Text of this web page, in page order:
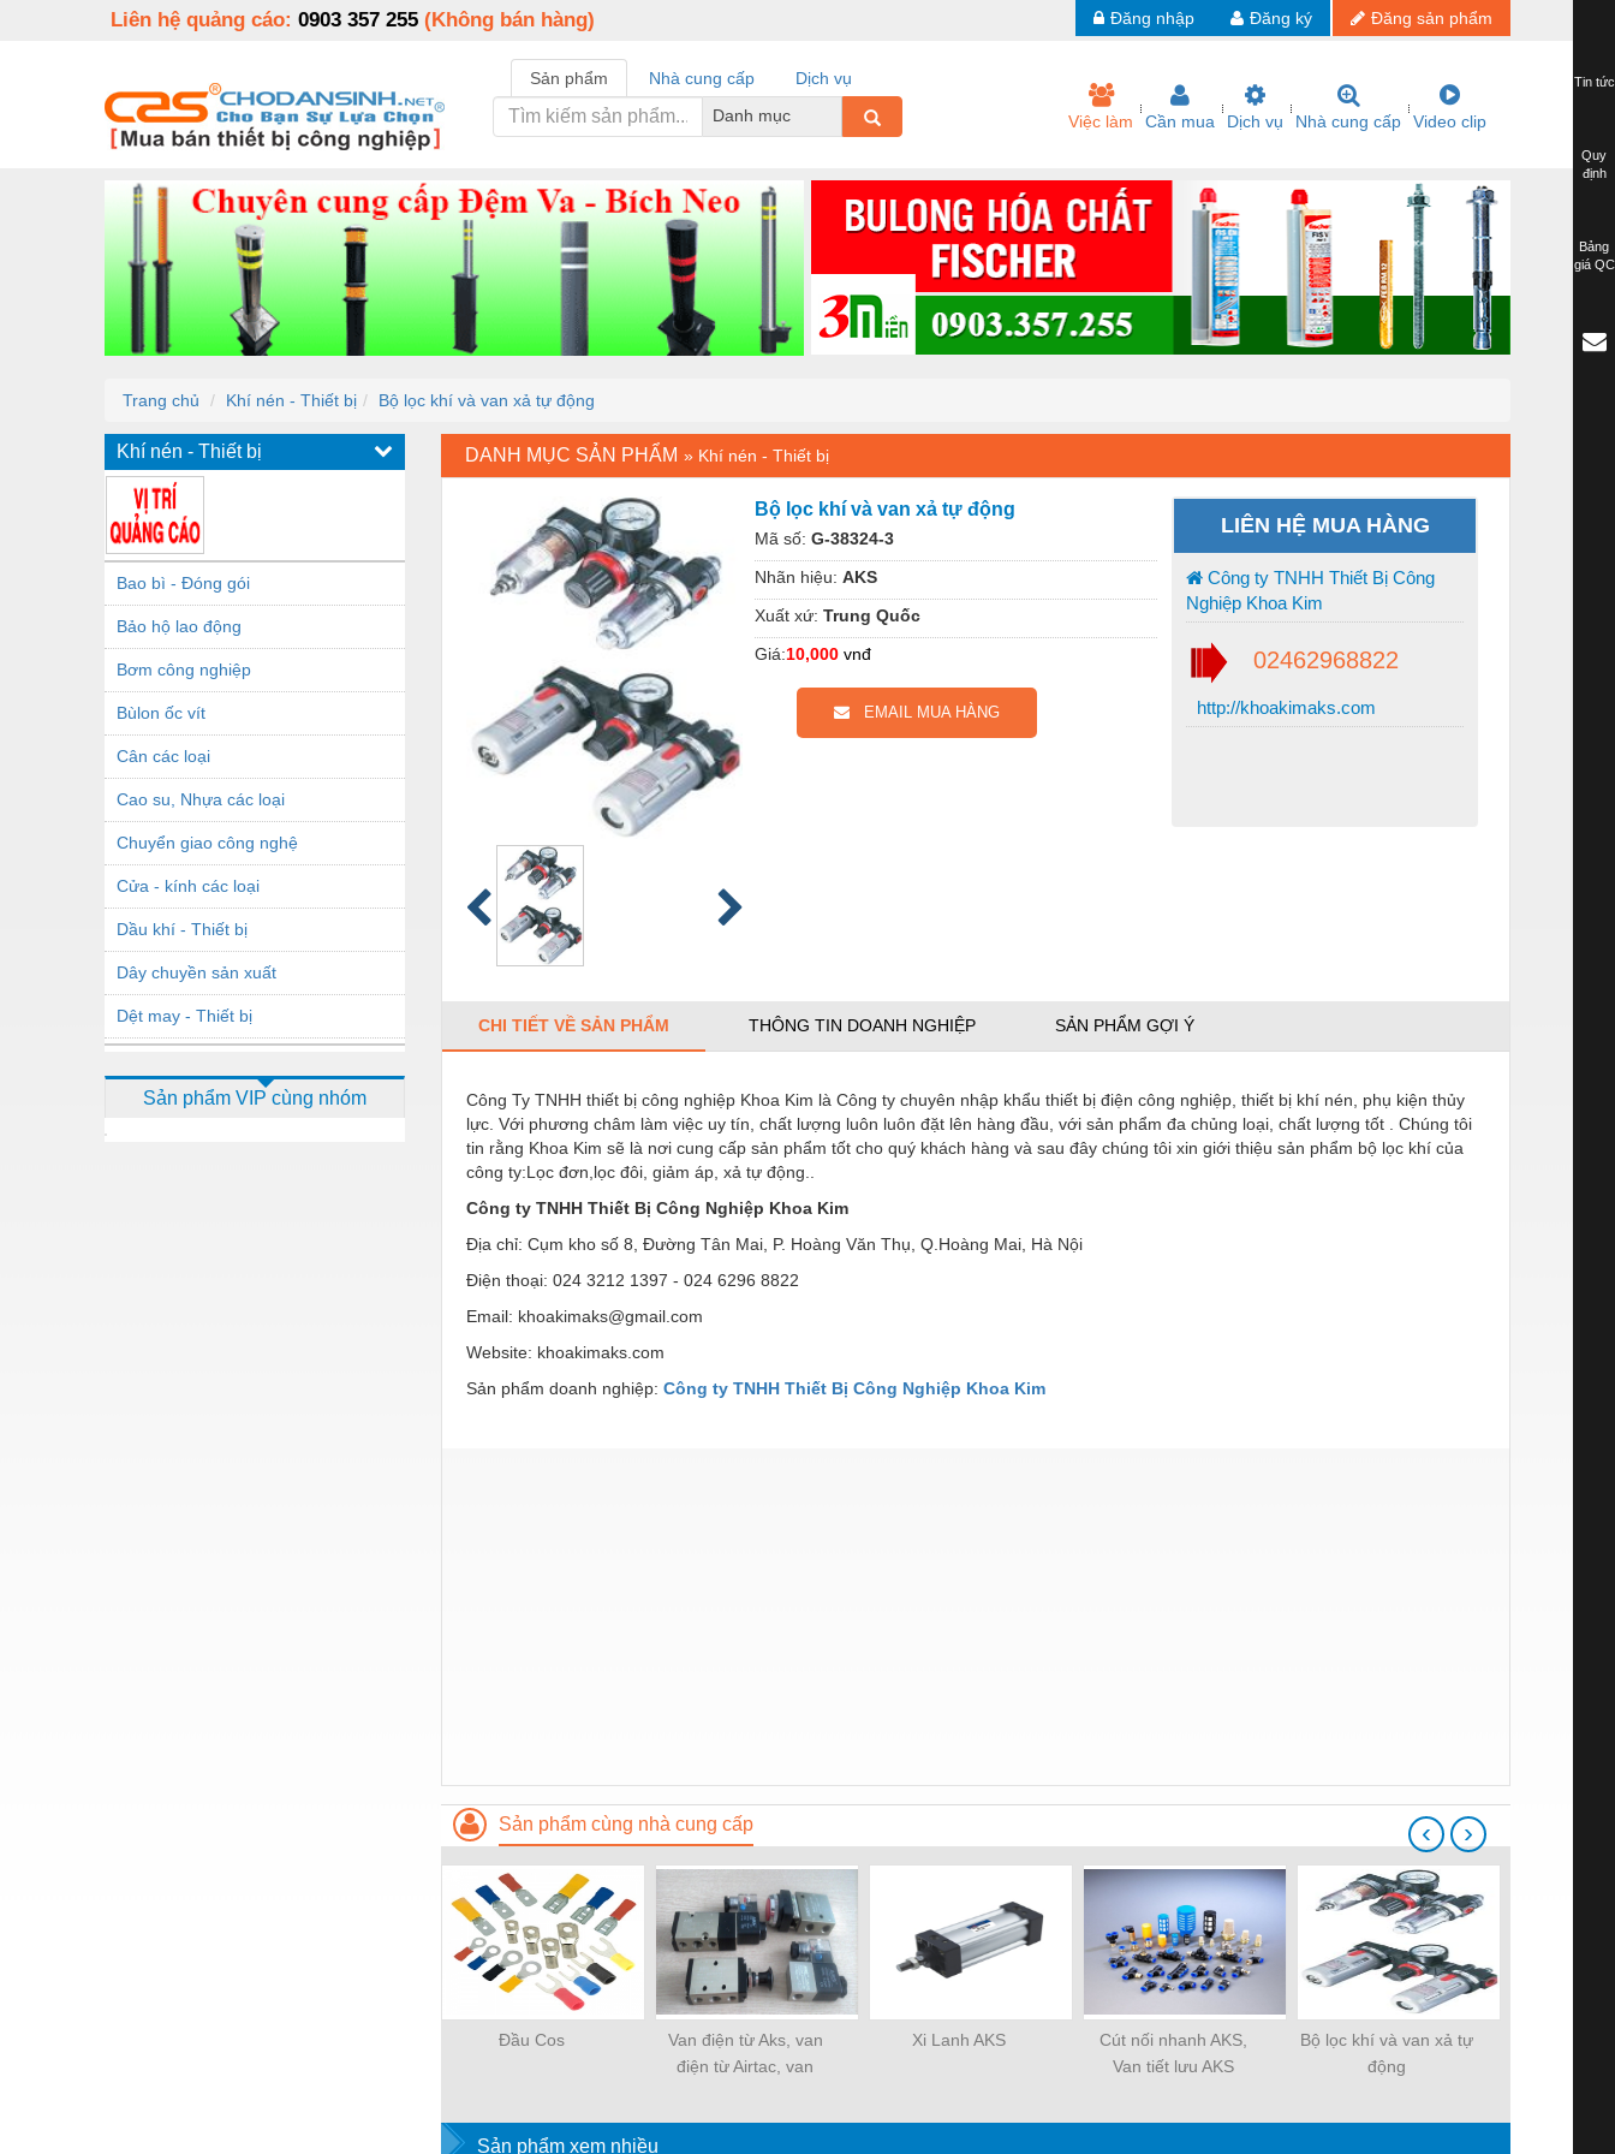
Liên hệ quảng cáo: 0903 357 255 (Không bán hàng) Đăng sản phẩm
Đăng ký
Đăng nhập
Sản phẩm Nhà cung cấp
Dịch vụ
Danh mục
Việc làm Cần mua Dịch vụ Nhà cung cấp Video clip
Trang chủ Khí nén - Thiết bị Bộ lọc khí và van xả tự động
Khí nén - Thiết bị
Bao bì - Đóng gói
Bảo hộ lao động
Bơm công nghiệp
Bùlon ốc vít
Cân các loại
Cao su, Nhựa các loại
Chuyển giao công nghệ
Cửa - kính các loại
Dầu khí - Thiết bị
Dây chuyền sản xuất
Dệt may - Thiết bị
Dịch vụ - Thi công
Sản phẩm VIP cùng nhóm
DANH MỤC SẢN PHẨM » Khí nén - Thiết bị
Bộ lọc khí và van xả tự động
Mã số: G-38324-3
Nhãn hiệu: AKS
Xuất xứ: Trung Quốc
Giá:10,000 vnđ
EMAIL MUA HÀNG
LIÊN HỆ MUA HÀNG
Công ty TNHH Thiết Bị Công
Nghiệp Khoa Kim
02462968822
http://khoakimaks.com
CHI TIẾT VỀ SẢN PHẨM THÔNG TIN DOANH NGHIỆP SẢN PHẨM GỢI Ý
Công Ty TNHH thiết bị công nghiệp Khoa Kim là Công ty chuyên nhập khẩu thiết bị điện công nghiệp, thiết bị khí nén, phụ kiện thủy
lực. Với phương châm làm việc uy tín, chất lượng luôn luôn đặt lên hàng đầu, với sản phẩm đa chủng loại, chất lượng tốt . Chúng tôi
tin rằng Khoa Kim sẽ là nơi cung cấp sản phẩm tốt cho quý khách hàng và sau đây chúng tôi xin giới thiệu sản phẩm bộ lọc khí của
công ty:Lọc đơn,lọc đôi, giảm áp, xả tự động..
Công ty TNHH Thiết Bị Công Nghiệp Khoa Kim
Địa chỉ: Cụm kho số 8, Đường Tân Mai, P. Hoàng Văn Thụ, Q.Hoàng Mai, Hà Nội
Điện thoại: 024 3212 1397 - 024 6296 8822
Email: khoakimaks@gmail.com
Website: khoakimaks.com
Sản phẩm doanh nghiệp: Công ty TNHH Thiết Bị Công Nghiệp Khoa Kim
Sản phẩm cùng nhà cung cấp
Đầu Cos
Van điện từ Aks, van
điện từ Airtac, van
Xi Lanh AKS
Cút nối nhanh AKS,
Van tiết lưu AKS
Bộ lọc khí và van xả tự
động
‹ ›
Sản phẩm xem nhiều
Tin tức
Quy
định
Bảng
giá QC